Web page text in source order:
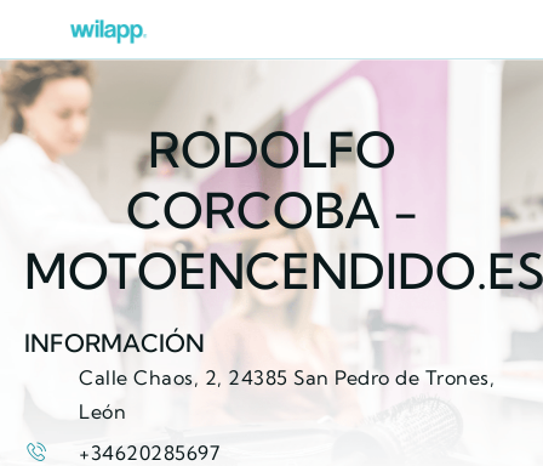
RODOLFO
CORCOBA -
INFORMACIÓN
Calle Chaos, 2, 24385 San Pedro de Trones,
León
+34620285697